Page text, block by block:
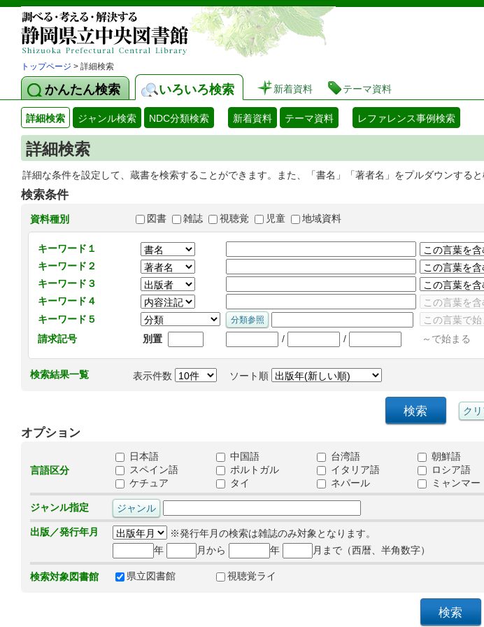
静岡県立図書館 蔵書検索・予約
トップページ > 詳細検索
かんたん検索 いろいろ検索 新着資料 テーマ資料
詳細検索 ジャンル検索 NDC分類検索 新着資料 テーマ資料 レファレンス事例検索
詳細検索
詳細な条件を設定して、蔵書を検索することができます。また、「書名」「著者名」をプルダウンすると
検索条件
資料種別 図書 雑誌 視聴覚 児童 地域資料
キーワード１
キーワード２
キーワード３
キーワード４
キーワード５
請求記号
別置 / / ～で始まる
検索結果一覧 表示件数 ソート順
オプション
言語区分
日本語 中国語 台湾語 朝鮮語
スペイン語
ポルトガル イタリア語 ロシア語
ケチュア
タイ ネパール ミャンマー
ジャンル指定
出版／発行年月
※発行年月の検索は雑誌のみ対象となります。
年
月から 年 月まで（西暦、半角数字）
検索対象図書館 県立図書館 視聴覚ライ